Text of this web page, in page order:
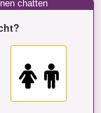
chatten